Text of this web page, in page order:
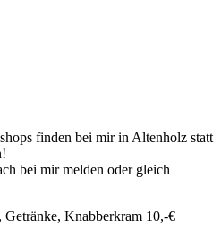
finden bei mir in Altenholz statt
bei mir melden oder gleich
Knabberkram 10,-€